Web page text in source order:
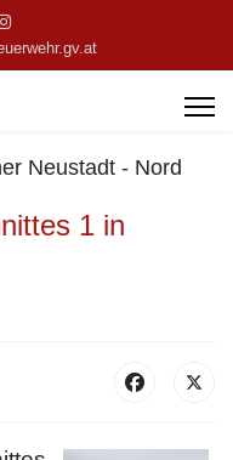
Neustadt - Nord
1 in